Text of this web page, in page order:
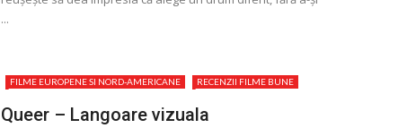
...
FILME EUROPENE SI NORD-AMERICANE RECENZII FILME BUNE
Queer – Langoare vizuala